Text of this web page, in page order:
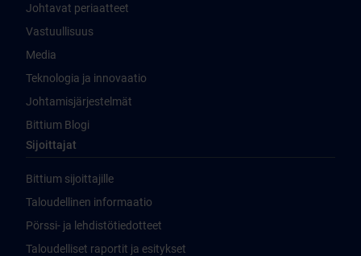
Johtavat periaatteet
Vastuullisuus
Media
Teknologia ja innovaatio
Johtamisjärjestelmät
Bittium Blogi
Sijoittajat
Bittium sijoittajille
Taloudellinen informaatio
Pörssi- ja lehdistötiedotteet
Taloudelliset raportit ja esitykset